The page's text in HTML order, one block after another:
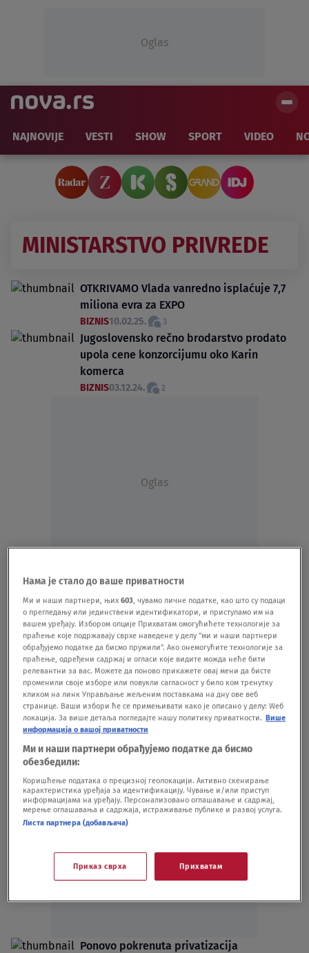
Oglas
NAJNOVIJE VESTI SHOW SPORT VIDEO
MINISTARSTVO PRIVREDE
OTKRIVAMO Vlada vanredno isplaćuje 7,7
miliona evra za EXPO
BIZNIS10.02.25. 3
Jugoslovensko rečno brodarstvo prodato
upola cene konzorcijumu oko Karin
komerca
BIZNIS03.12.24. 2
Oglas
Novinarki Pištaljke zabranjeno da
JRB-a
DRUŠTVO06.09.24. 1
Država opet prodaje Jugoslovensko rečno
brodarstvo, sad ga nudi po ceni nižoj od
vrednosti posla koji je dobio
BIZNIS15.08.24. 6
Bez obrazloženja povučen poziv za
privatizaciju Jugoslovenskog rečnog
brodarstva
BIZNIS 26.07.24.
Oglas
Ponovo pokrenuta privatizacija
Нама је стало до ваше приватности
Ми и наши партнери, њих603, чувамо личне податке, као што су подаци
о прегледању или јединствени идентификатори, и приступамо им на
вашем уређају. Избором опције Прихватам омогућићете технологије за
праћење које подржавају сврхе наведене у делу "ми и наши партнери
обрађујемо податке да бисмо пружили". Ако онемогућите технологије за
праћење, одређени садржај и огласи које видите можда неће бити
релевантни за вас. Можете да поново прикажете овај мени да бисте
променили своје изборе или повукли сагласност у било ком тренутку
кликом на линк Управљање жељеним поставкама на дну ове веб
странице. Ваши избори ће се примењивати како је описано у делу: Wеб
локација. За више детаља погледајте нашу политику приватности. Више
информација о вашој приватности
Ми и наши партнери обрађујемо податке да бисмо
обезбедили:
Коришћење података о прецизној геолокацији. Активно скенирање
карактеристика уређаја за идентификацију. Чување и/или приступ
информацијама на уређају. Персонализовано оглашавање и садржај,
мерење оглашавања и садржаја, истраживање публике и развој услуга.
Листа партнера (добављача)
Приказ сврха Прихватам